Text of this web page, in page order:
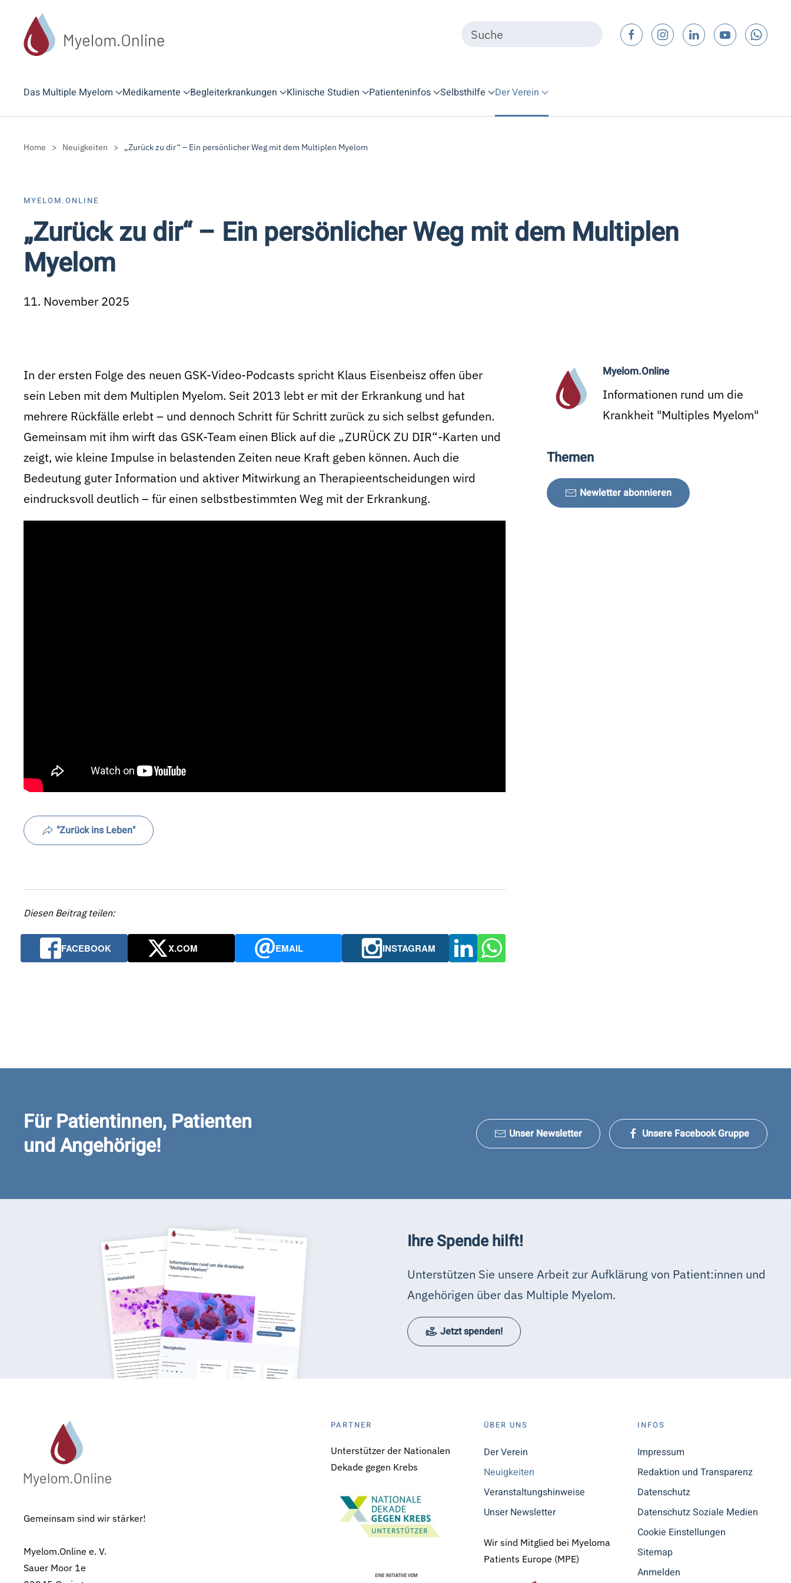
Zum Hauptinhalt springen
Das Multiple Myelom Medikamente Begleiterkrankungen Klinische Studien Patienteninfos Selbsthilfe Der Verein
Home Neuigkeiten „Zurück zu dir“ – Ein persönlicher Weg mit dem Multiplen Myelom
MYELOM.ONLINE
„Zurück zu dir“ – Ein persönlicher Weg mit dem Multiplen
Myelom
11. November 2025
In der ersten Folge des neuen GSK-Video-Podcasts spricht Klaus Eisenbeisz offen über
sein Leben mit dem Multiplen Myelom. Seit 2013 lebt er mit der Erkrankung und hat
mehrere Rückfälle erlebt – und dennoch Schritt für Schritt zurück zu sich selbst gefunden.
Gemeinsam mit ihm wirft das GSK-Team einen Blick auf die „ZURÜCK ZU DIR“-Karten und
zeigt, wie kleine Impulse in belastenden Zeiten neue Kraft geben können. Auch die
Bedeutung guter Information und aktiver Mitwirkung an Therapieentscheidungen wird
eindrucksvoll deutlich – für einen selbstbestimmten Weg mit der Erkrankung.
"Zurück ins Leben"
Diesen Beitrag teilen:
FACEBOOK X.COM EMAIL INSTAGRAM
Myelom.Online
Informationen rund um die
Krankheit "Multiples Myelom"
Themen
Newletter abonnieren
Für Patientinnen, Patienten
und Angehörige!
Unser Newsletter Unsere Facebook Gruppe
Ihre Spende hilft!
Unterstützen Sie unsere Arbeit zur Aufklärung von Patient:innen und
Angehörigen über das Multiple Myelom.
Jetzt spenden!
Gemeinsam sind wir stärker!
Myelom.Online e. V.
Sauer Moor 1e
PARTNER
Unterstützer der Nationalen
Dekade gegen Krebs
ÜBER UNS
Der Verein
Neuigkeiten
Veranstaltungshinweise
Unser Newsletter
Wir sind Mitglied bei Myeloma
Patients Europe (MPE)
INFOS
Impressum
Redaktion und Transparenz
Datenschutz
Datenschutz Soziale Medien
Cookie Einstellungen
Sitemap
Anmelden